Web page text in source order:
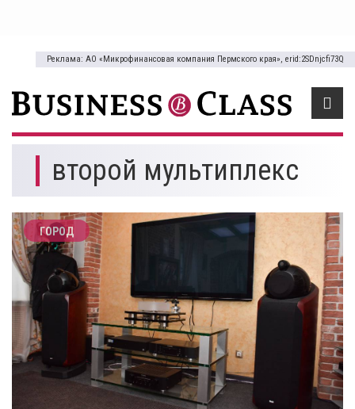
Реклама: АО «Микрофинансовая компания Пермского края», erid:2SDnjcfi73Q
второй мультиплекс
ГОРОД